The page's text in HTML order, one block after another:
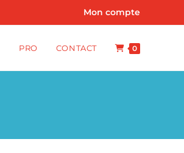
Mon compte
PRO CONTACT 0